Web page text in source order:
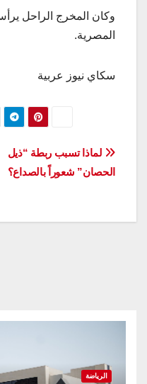
وكان المخرج الراحل
المصرية.
سكاي نيوز عربية
تصفّح
المقالات
لماذا تسبب ربطة “ذيل
الحصان” شعوراً بالصداع؟
الرياضة